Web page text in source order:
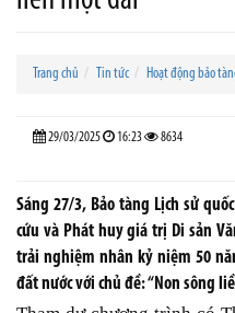
Trang chủ Tin tức Hoạt động bảo
29/03/2025 16:23 8634
Sáng 27/3, Bảo tàng Lịch sử
cứu và Phát huy giá trị Di sản
trải nghiệm nhân kỷ niệm 50
đất nước với chủ đề: “Non sông